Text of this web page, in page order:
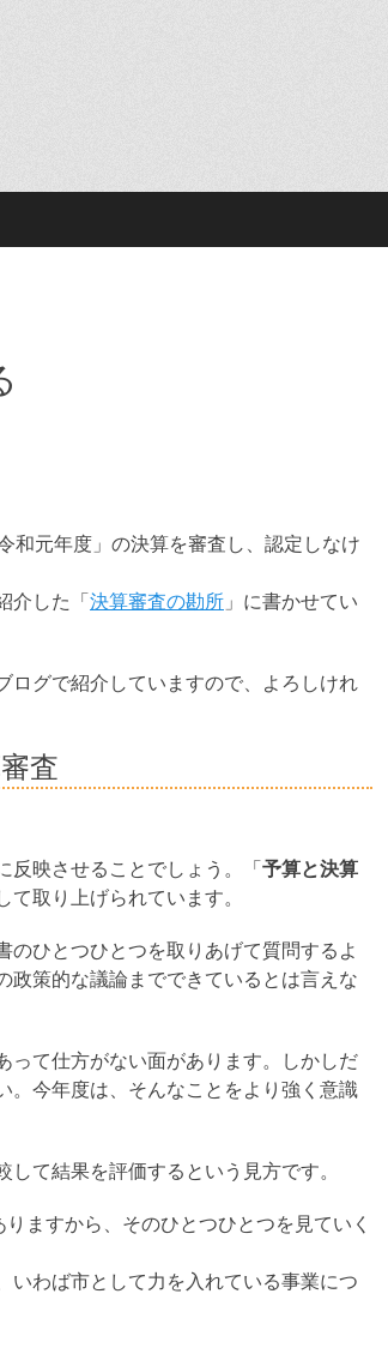
元年度」の決算を審査し、認定しなけ
介した「決算審査の勘所 」に書かせてい
グで紹介していますので、よろしけれ
査
反映させることでしょう。「予算と決算
取り上げられています。
ひとつひとつを取りあげて質問するよ
政策的な議論までできているとは言えな
て仕方がない面があります。しかしだ
。今年度は、そんなことをより強く意識
て結果を評価するという見方です。
ますから、そのひとつひとつを見ていく
わば市として力を入れている事業につ